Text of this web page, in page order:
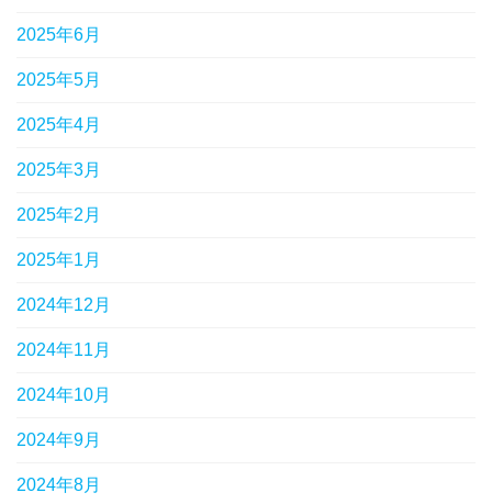
2025年6月
2025年5月
2025年4月
2025年3月
2025年2月
2025年1月
2024年12月
2024年11月
2024年10月
2024年9月
2024年8月